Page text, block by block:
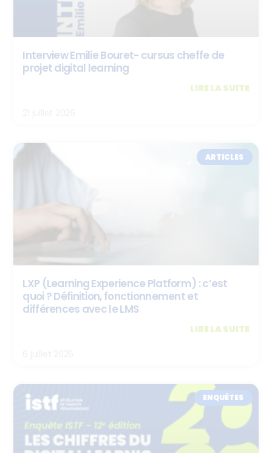
Interview Emilie Bouret- cursus cheffe de
projet digital learning
LIRE LA SUITE
ARTICLES
LXP (Learning Experience Platform) : c’est
quoi ? Définition, fonctionnement et
différences avec le LMS
LIRE LA SUITE
ENQUÊTES